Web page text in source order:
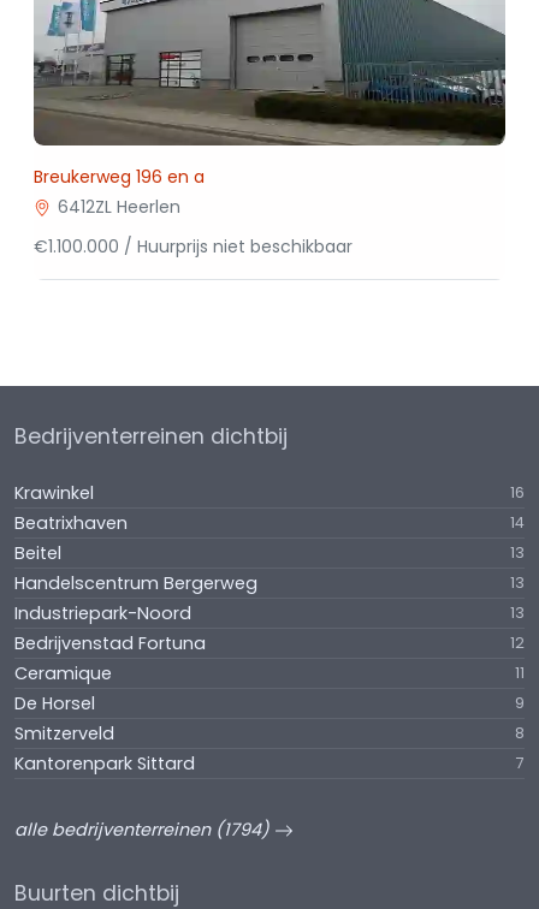
Breukerweg 196 en a
6412ZL Heerlen
€1.100.000 / Huurprijs niet beschikbaar
Bedrijventerreinen dichtbij
Krawinkel 16
Beatrixhaven 14
Beitel 13
Handelscentrum Bergerweg 13
Industriepark-Noord 13
Bedrijvenstad Fortuna 12
Ceramique 11
De Horsel 9
Smitzerveld 8
Kantorenpark Sittard 7
alle bedrijventerreinen (1794)
Buurten dichtbij